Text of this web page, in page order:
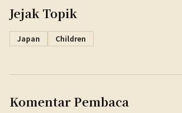
Jejak Topik
Japan Children
Komentar Pembaca